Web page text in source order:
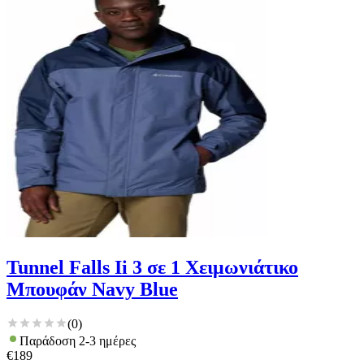
για να αποθηκεύουμε και να έχουμε πρόσβαση σε πληροφορίες
στη συσκευή σας, με σκοπό την προβολή εξατομικευμένων
διαφημίσεων και περιεχομένου, τις μετρήσεις σχετικά με
διαφημίσεις και περιεχόμενο, την καλύτερη εικόνα του κοινού
μας και την ανάπτυξη προϊόντων. Επίσης, κοινοποιούμε
πληροφορίες σχετικά με την από μέρους σας χρήση της
τοποθεσίας μας στους συνεργάτες μέσων κοινωνικής
δικτύωσης, διαφημίσεων και ανάλυσης.
Tunnel Falls Ii 3 σε 1 Χειμωνιάτικο
Μπουφάν Navy Blue
(0)
Παράδοση 2-3 ημέρες
€189